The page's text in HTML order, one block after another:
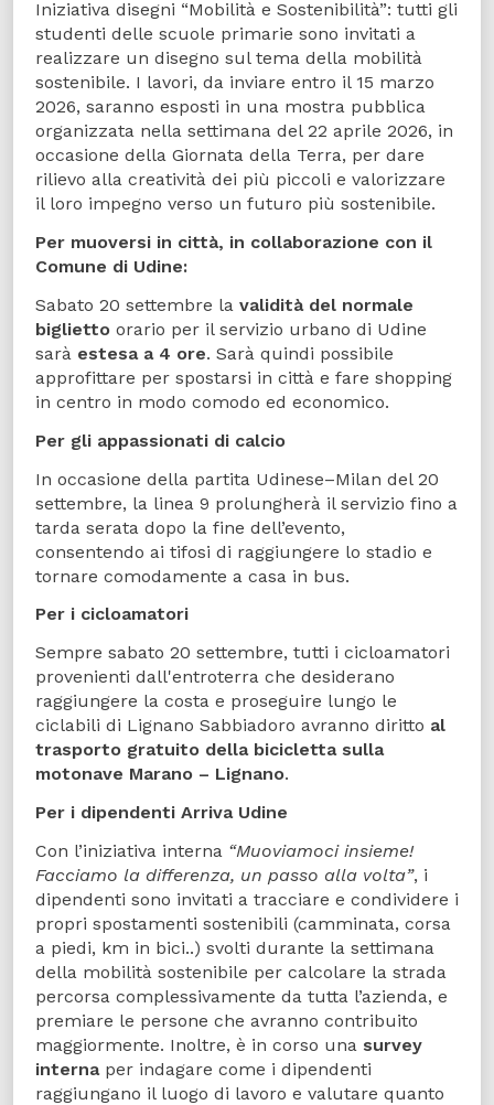
Iniziativa disegni “Mobilità e Sostenibilità”: tutti gli
studenti delle scuole primarie sono invitati a
realizzare un disegno sul tema della mobilità
sostenibile. I lavori, da inviare entro il 15 marzo
2026, saranno esposti in una mostra pubblica
organizzata nella settimana del 22 aprile 2026, in
occasione della Giornata della Terra, per dare
rilievo alla creatività dei più piccoli e valorizzare
il loro impegno verso un futuro più sostenibile.
Per muoversi in città, in collaborazione con il
Comune di Udine:
Sabato 20 settembre la validità del normale
biglietto orario per il servizio urbano di Udine
sarà estesa a 4 ore. Sarà quindi possibile
approfittare per spostarsi in città e fare shopping
in centro in modo comodo ed economico.
Per gli appassionati di calcio
In occasione della partita Udinese–Milan del 20
settembre, la linea 9 prolungherà il servizio fino a
tarda serata dopo la fine dell’evento,
consentendo ai tifosi di raggiungere lo stadio e
tornare comodamente a casa in bus.
Per i cicloamatori
Sempre sabato 20 settembre, tutti i cicloamatori
provenienti dall'entroterra che desiderano
raggiungere la costa e proseguire lungo le
ciclabili di Lignano Sabbiadoro avranno diritto al
trasporto gratuito della bicicletta sulla
motonave Marano – Lignano.
Per i dipendenti Arriva Udine
Con l’iniziativa interna “Muoviamoci insieme!
Facciamo la differenza, un passo alla volta”, i
dipendenti sono invitati a tracciare e condividere i
propri spostamenti sostenibili (camminata, corsa
a piedi, km in bici..) svolti durante la settimana
della mobilità sostenibile per calcolare la strada
percorsa complessivamente da tutta l’azienda, e
premiare le persone che avranno contribuito
maggiormente. Inoltre, è in corso una survey
internaper indagare come i dipendenti
raggiungano il luogo di lavoro e valutare quanto